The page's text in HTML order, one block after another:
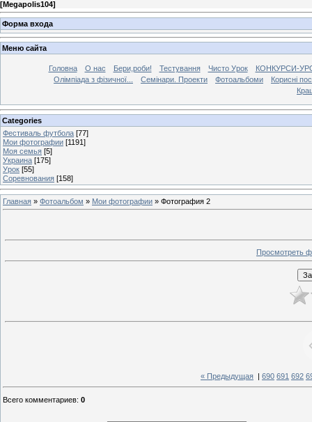
[Megapolis104]
Форма входа
Меню сайта
Головна О нас Бери,роби! Тестування Чисто Урок
КОНКУРСИ-
Олімпіада з фізичної...
Семінари. Проекти Фотоальбоми
Корисні
Categories
Фестиваль футбола [77]
Мои фотографии [1191]
Моя семья [5]
Украина [175]
Урок [55]
Соревнования [158]
Главная » Фотоальбом » Мои фотографии » Фотография 2
Просмотреть
« Предыдущая 690 691 692
Всего комментариев: 0